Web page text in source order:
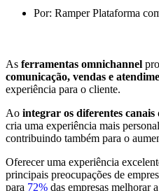
Por: Ramper Plataforma
As ferramentas omnichannel
comunicação, vendas e
experiência para o cliente.
Ao integrar os diferentes canais
cria uma experiência mais
contribuindo também para o
Oferecer uma experiência
principais preocupações de
para 72% das empresas melhorar